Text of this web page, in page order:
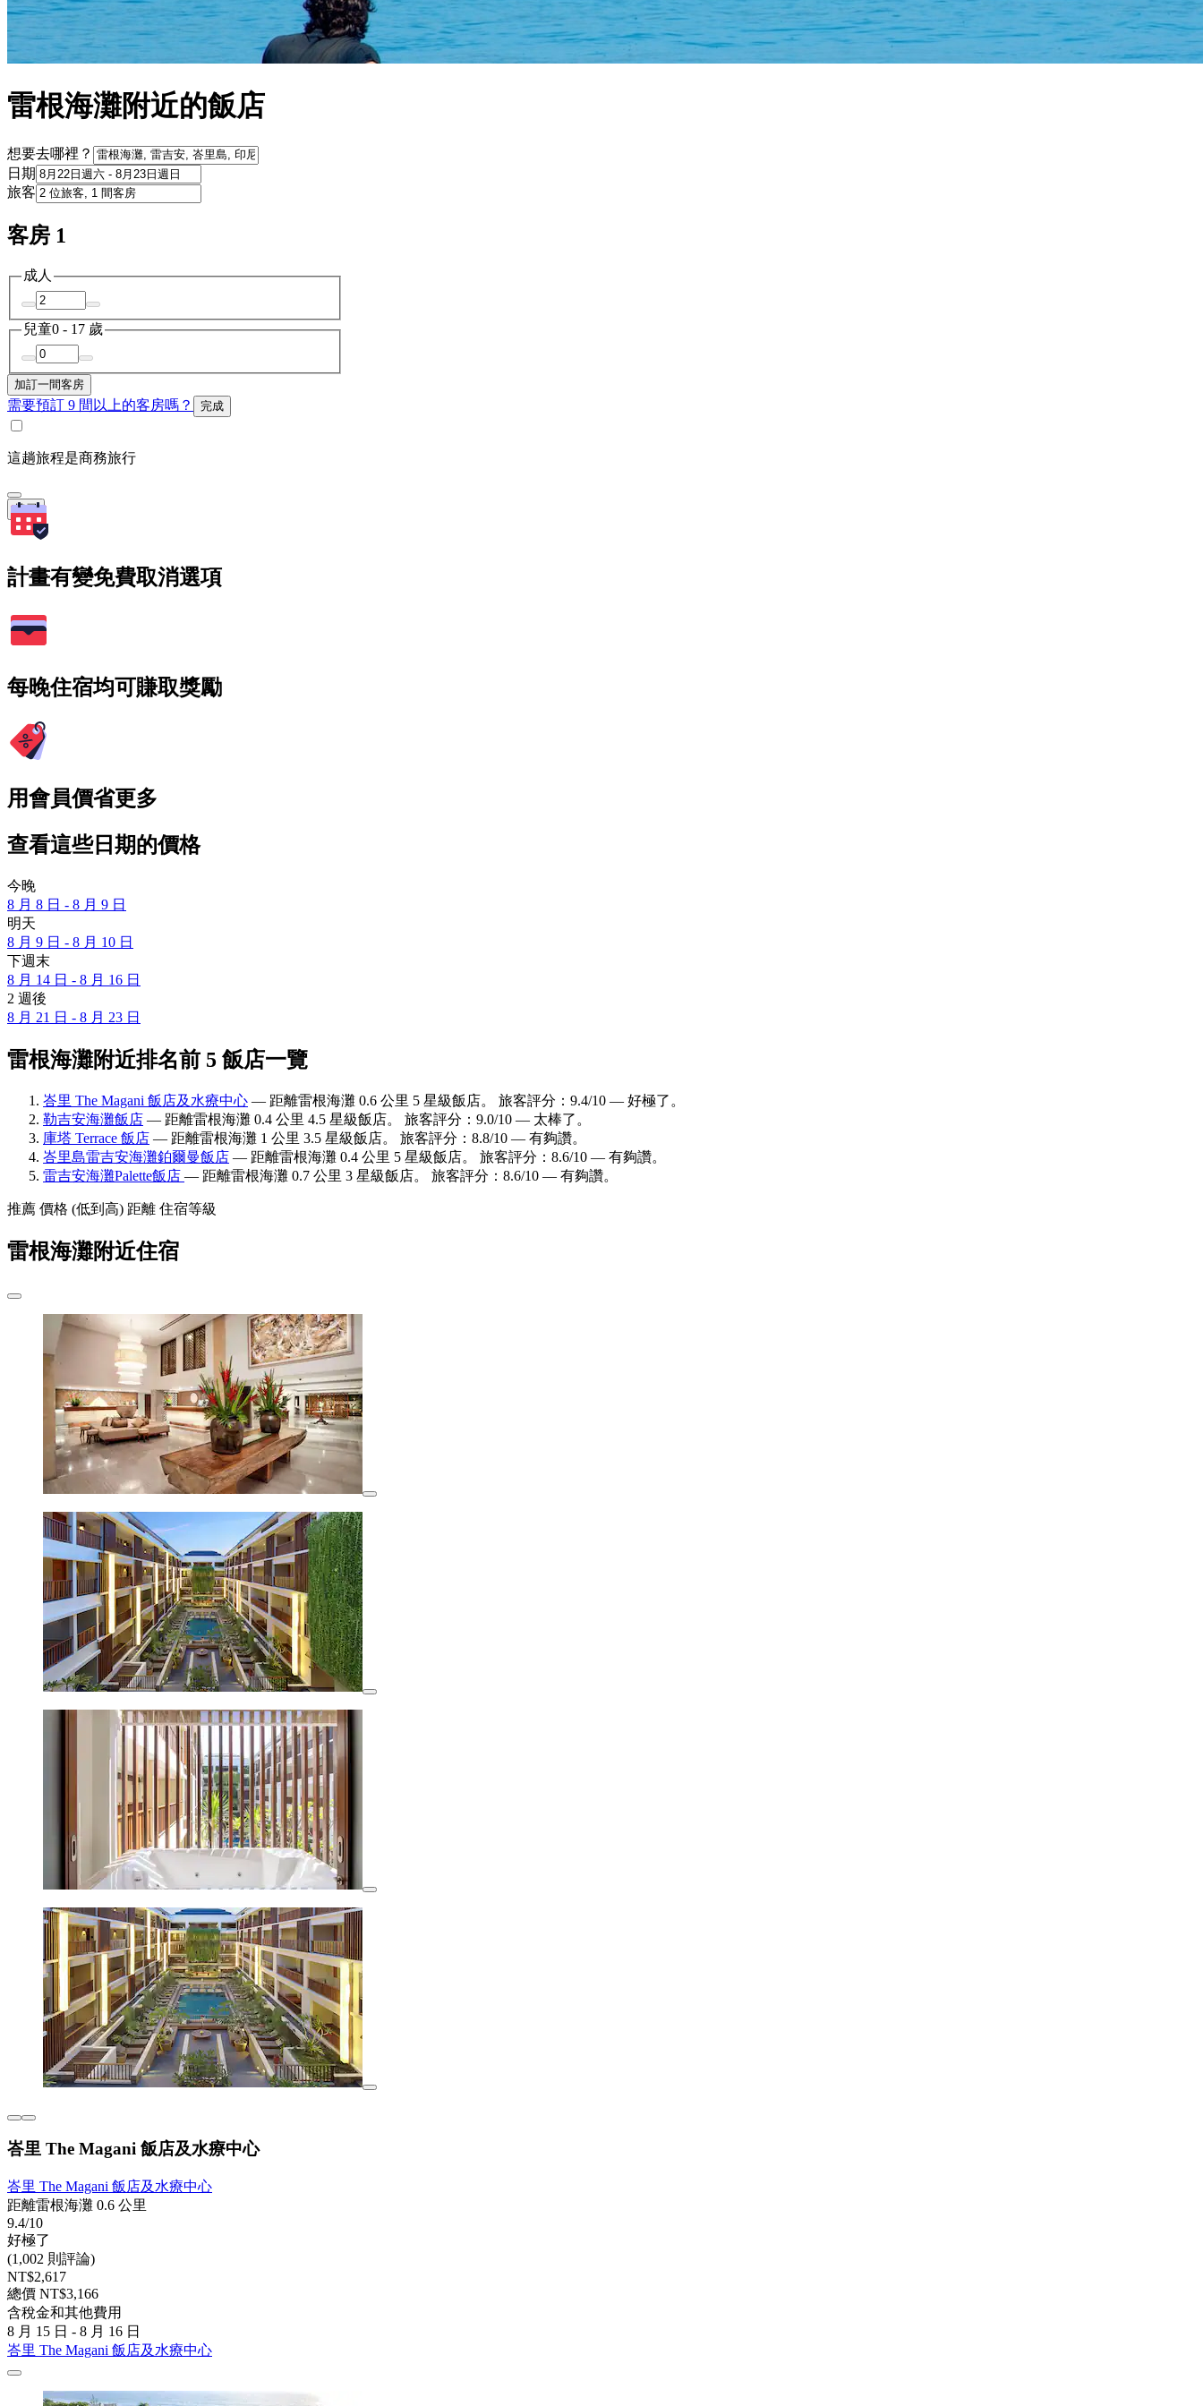
雷根海灘附近的飯店
想要去哪裡？
日期
旅客
客房 1
成人
兒童0 - 17 歲
加訂一間客房
需要預訂 9 間以上的客房嗎？ 完成
這趟旅程是商務旅行
搜尋
計畫有變免費取消選項
每晚住宿均可賺取獎勵
用會員價省更多
查看這些日期的價格
今晚
8 月 8 日 - 8 月 9 日
明天
8 月 9 日 - 8 月 10 日
下週末
8 月 14 日 - 8 月 16 日
2 週後
8 月 21 日 - 8 月 23 日
雷根海灘附近排名前 5 飯店一覽
峇里 The Magani 飯店及水療中心 — 距離雷根海灘 0.6 公里 5 星級飯店。 旅客評分：9.4/10 — 好極了。
勒吉安海灘飯店 — 距離雷根海灘 0.4 公里 4.5 星級飯店。 旅客評分：9.0/10 — 太棒了。
庫塔 Terrace 飯店 — 距離雷根海灘 1 公里 3.5 星級飯店。 旅客評分：8.8/10 — 有夠讚。
峇里島雷吉安海灘鉑爾曼飯店 — 距離雷根海灘 0.4 公里 5 星級飯店。 旅客評分：8.6/10 — 有夠讚。
雷吉安海灘Palette飯店 — 距離雷根海灘 0.7 公里 3 星級飯店。 旅客評分：8.6/10 — 有夠讚。
推薦 價格 (低到高) 距離 住宿等級
雷根海灘附近住宿
峇里 The Magani 飯店及水療中心
峇里 The Magani 飯店及水療中心
距離雷根海灘 0.6 公里
9.4/10
好極了
(1,002 則評論)
NT$2,617
總價 NT$3,166
含稅金和其他費用
8 月 15 日 - 8 月 16 日
峇里 The Magani 飯店及水療中心